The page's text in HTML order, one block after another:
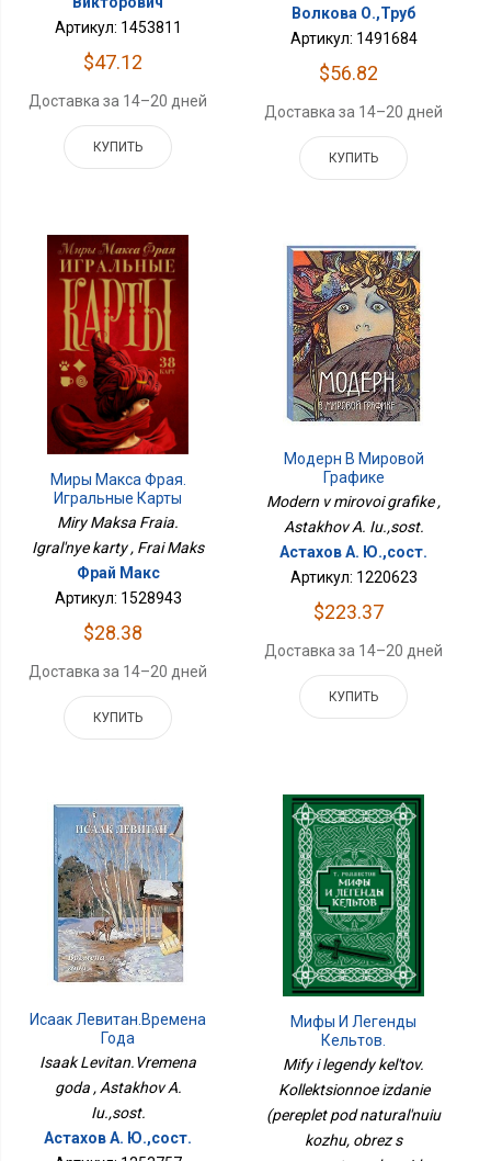
Артикул: 1453811
$47.12
Доставка за 14–20 дней
КУПИТЬ
Волкова О.,Труб
Артикул: 1491684
$56.82
Доставка за 14–20 дней
КУПИТЬ
Миры Макса Фрая.
Игральные Карты
Miry Maksa Fraia.
Igral'nye karty , Frai Maks
Фрай Макс
Артикул: 1528943
$28.38
Доставка за 14–20 дней
КУПИТЬ
Модерн В Мировой
Графике
Modern v mirovoi grafike ,
Astakhov A. Iu.,sost.
Астахов А. Ю.,сост.
Артикул: 1220623
$223.37
Доставка за 14–20 дней
КУПИТЬ
Исаак Левитан.Времена
Года
Isaak Levitan.Vremena
goda , Astakhov A.
Iu.,sost.
Астахов А. Ю.,сост.
Мифы И Легенды
Кельтов.
Коллекционное Издание
(переплет Под
Натуральную Кожу,
Обрез С Орнаментом,
Два Вида Тиснения)
Mify i legendy kel'tov.
Kollektsionnoe izdanie
(pereplet pod natural'nuiu
kozhu, obrez s